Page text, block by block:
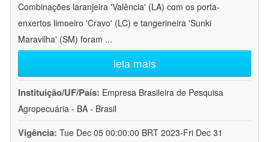
Combinações laranjeira 'Valência' (LA) com os porta-
enxertos limoeiro 'Cravo' (LC) e tangerineira 'Sunki
Maravilha' (SM) foram ...
leia mais
Instituição/UF/País: Empresa Brasileira de Pesquisa
Agropecuária - BA - Brasil
Vigência: Tue Dec 05 00:00:00 BRT 2023-Fri Dec 31